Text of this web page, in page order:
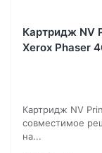
Картридж NV
Xerox Phaser
Картридж NV
совместимое
на...